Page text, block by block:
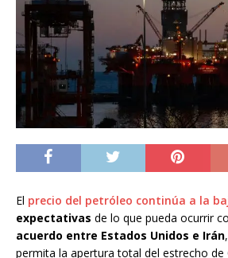
El precio del petróleo continúa a la
expectativas de lo que pueda ocurrir
acuerdo entre Estados Unidos e Irán
permita la apertura total del estrecho de